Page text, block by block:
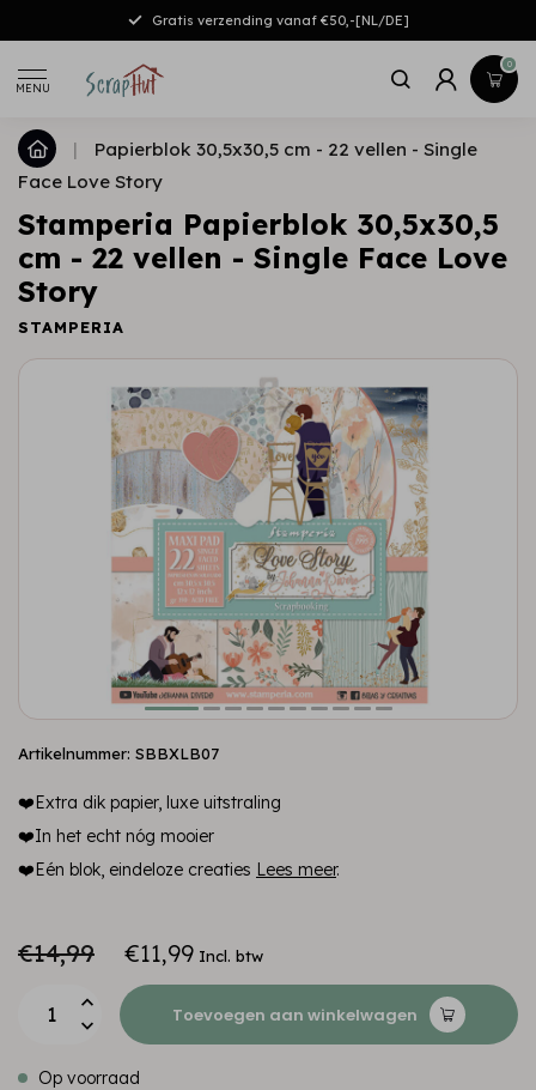
Gratis verzending vanaf €50,-[NL/DE]
MENU
0
|
Papierblok 30,5x30,5 cm - 22 vellen - Single
Face Love Story
Stamperia Papierblok 30,5x30,5
cm - 22 vellen - Single Face Love
Story
STAMPERIA
Artikelnummer: SBBXLB07
❤️Extra dik papier, luxe uitstraling
❤️In het echt nóg mooier
❤️Eén blok, eindeloze creaties Lees meer.
€14,99 €11,99 Incl. btw
Toevoegen aan winkelwagen
Op voorraad